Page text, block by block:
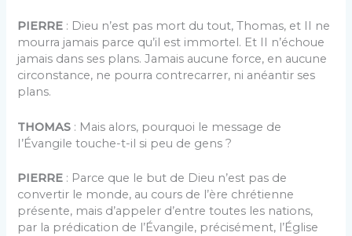
PIERRE : Dieu n’est pas mort du tout, Thomas, et II ne
mourra jamais parce qu’il est immortel. Et II n’échoue
jamais dans ses plans. Jamais aucune force, en aucune
circonstance, ne pourra contrecarrer, ni anéantir ses
plans.
THOMAS : Mais alors, pourquoi le message de
I’Évangile touche-t-il si peu de gens ?
PIERRE : Parce que le but de Dieu n’est pas de
convertir le monde, au cours de l’ère chrétienne
présente, mais d’appeler d’entre toutes les nations,
par la prédication de l’Évangile, précisément, l’Église